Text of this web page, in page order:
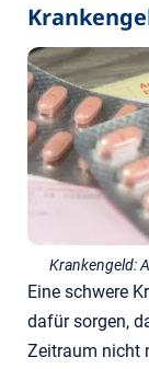
Krankengeld:
Eine schwere
dafür sorgen,
Zeitraum nicht